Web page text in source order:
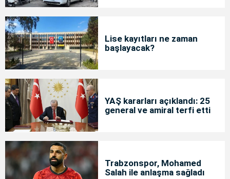
Lise kayıtları ne zaman
başlayacak?
YAŞ kararları açıklandı: 25
general ve amiral terfi etti
Trabzonspor, Mohamed
Salah ile anlaşma sağladı